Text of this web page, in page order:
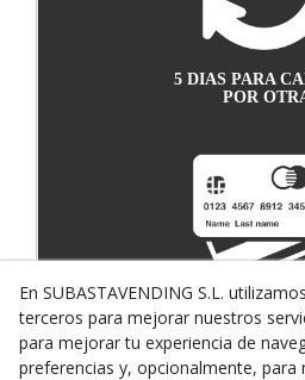
5 DIAS PARA
POR
PAGO
TARJETA DE
En SUBASTAVENDING S.L.
terceros para mejorar nuestros
para mejorar tu experiencia de
preferencias y, opcionalmente, para